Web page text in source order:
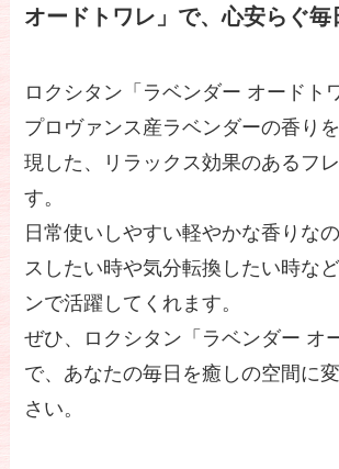
オードトワレ」で、心安らぐ毎
ロクシタン「ラベンダー オードト
プロヴァンス産ラベンダーの香り
現した、リラックス効果のあるフ
す。
日常使いしやすい軽やかな香りな
スしたい時や気分転換したい時な
ンで活躍してくれます。
ぜひ、ロクシタン「ラベンダー オ
で、あなたの毎日を癒しの空間に
さい。